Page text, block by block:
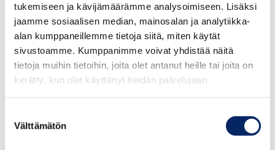
tukemiseen ja kävijämäärämme analysoimiseen. Lisäksi
jaamme sosiaalisen median, mainosalan ja analytiikka-
alan kumppaneillemme tietoja siitä, miten käytät
sivustoamme. Kumppanimme voivat yhdistää näitä
tietoja muihin tietoihin, joita olet antanut heille tai joita on
kerätty, kun olet käyttänyt heidän palvelujaan.
valinta
Välttämätön